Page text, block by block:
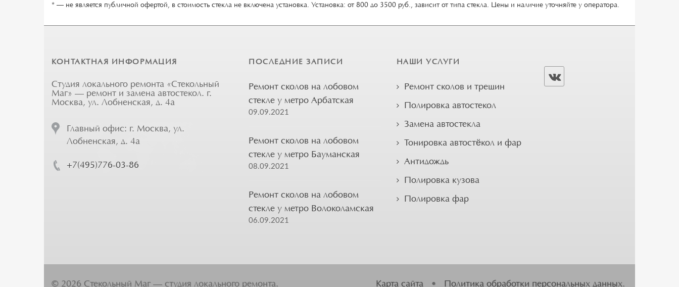
* — не является публичной офертой, в стоимость стекла не включена установка. Установка: от 800 до 3500 руб., зависит от типа стекла. Цены и наличие уточняйте у оператора.
КОНТАКТНАЯ ИНФОРМАЦИЯ
Студия локального ремонта «Стекольный
Маг» — ремонт и замена автостекол. г.
Москва, ул. Лобненская, д. 4а
Главный офис: г. Москва, ул.
Лобненская, д. 4а
+7(495)776-03-86
ПОСЛЕДНИЕ ЗАПИСИ
Ремонт сколов на лобовом
стекле у метро Арбатская
09.09.2021
Ремонт сколов на лобовом
стекле у метро Бауманская
08.09.2021
Ремонт сколов на лобовом
стекле у метро Волоколамская
06.09.2021
НАШИ УСЛУГИ
Ремонт сколов и трещин
Полировка автостекол
Замена автостекла
Тонировка автостёкол и фар
Антидождь
Полировка кузова
Полировка фар
Карта сайта • Политика обработки персональных данных.
© 2026 Стекольный Маг — студия локального ремонта.